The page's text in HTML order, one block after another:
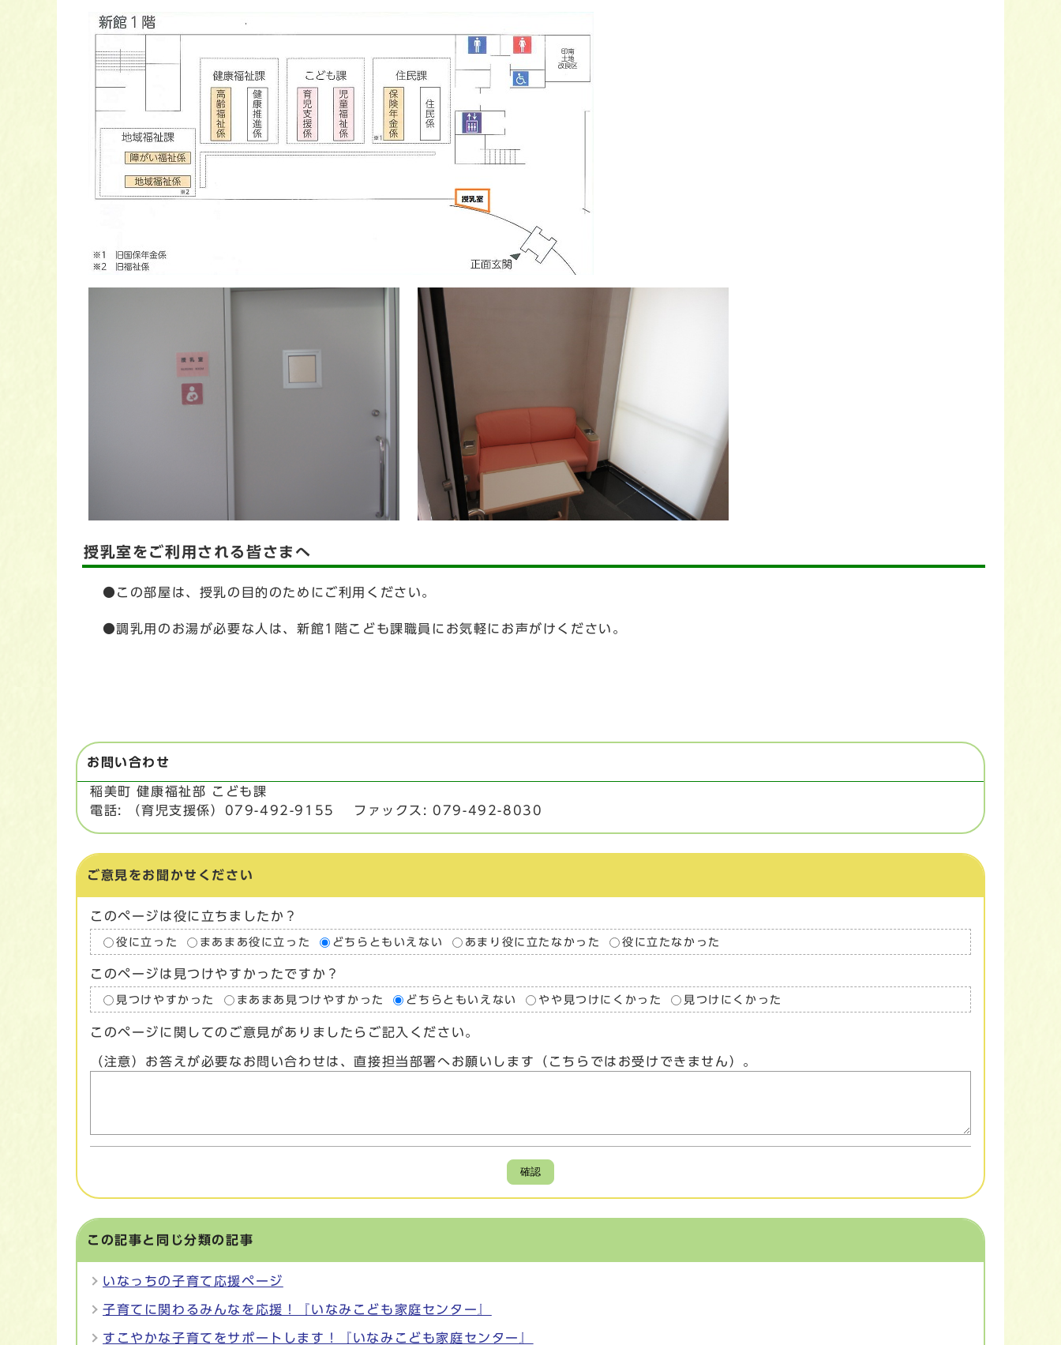
授乳室をご利用される皆さまへ
●この部屋は、授乳の目的のためにご利用ください。
●調乳用のお湯が必要な人は、新館1階こども課職員にお気軽にお声がけください。
お問い合わせ
稲美町 健康福祉部 こども課
電話: （育児支援係）079-492-9155 ファックス: 079-492-8030
ご意見をお聞かせください
このページは役に立ちましたか？
役に立った まあまあ役に立った どちらともいえない あまり役に立たなかった 役に立たなかった
このページは見つけやすかったですか？
見つけやすかった まあまあ見つけやすかった どちらともいえない やや見つけにくかった 見つけにくかった
このページに関してのご意見がありましたらご記入ください。
（注意）お答えが必要なお問い合わせは、直接担当部署へお願いします（こちらではお受けできません）。
確認
この記事と同じ分類の記事
いなっちの子育て応援ページ
子育てに関わるみんなを応援！『いなみこども家庭センター』
すこやかな子育てをサポートします！『いなみこども家庭センター』